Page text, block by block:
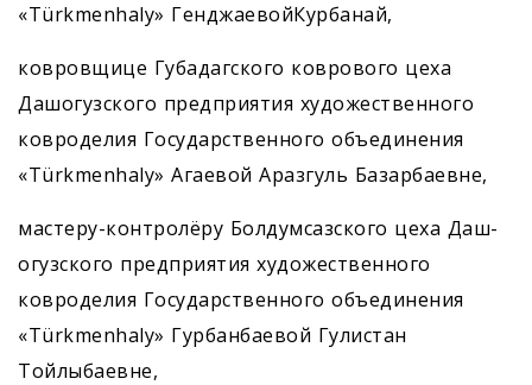
«Türkmenhaly» ГенджаевойКурбанай,
ковровщице Губадагского коврового цеха
Дашогузского предприятия художественного
ковроделия Государственного объединения
«Türkmenhaly» Агаевой Аразгуль Базарбаевне,
мастеру-контролёру Болдумсазского цеха ­Даш­
огузского предприятия художественного
ковроделия Государственного объединения
«Türkmenhaly» Гурбанбаевой Гулистан
Тойлыбаевне,